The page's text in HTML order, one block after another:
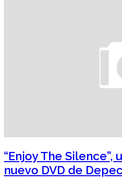
“Enjoy The
nuevo DVD de